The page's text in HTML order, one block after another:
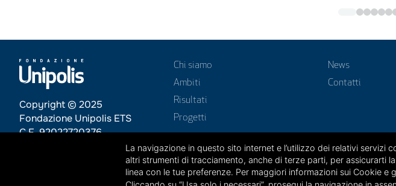
Copyright © 2025
Fondazione Unipolis ETS
C.F. 92022720376
Chi siamo
Ambiti
Risultati
Progetti
News
Contatti
La navigazione in questo sito internet e l’utilizzo dei relativi
altri strumenti di tracciamento, anche di terze parti, per assicurarti
linea con le tue preferenze. Per maggiori informazioni sui Cookie e